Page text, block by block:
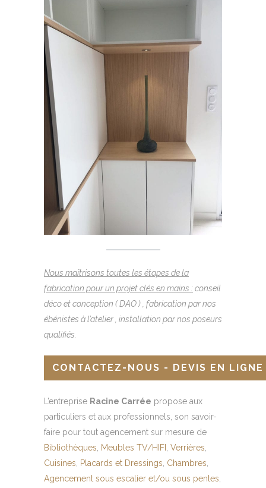
Nous maîtrisons toutes les étapes de la
fabrication pour un projet clés en mains : conseil
déco et conception ( DAO ) , fabrication par nos
ébénistes à l’atelier , installation par nos poseurs
qualifiés.
CONTACTEZ-NOUS - DEVIS EN LIGNE
L’entreprise Racine Carrée propose aux
particuliers et aux professionnels, son savoir-
faire pour tout agencement sur mesure de
Bibliothèques
Meubles TV/HIFI Verrières
Cuisines
Placards et Dressings Chambres
Agencement sous escalier et/ou sous pentes